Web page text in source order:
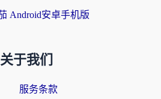
Android安卓手机版
关于我们
服务条款